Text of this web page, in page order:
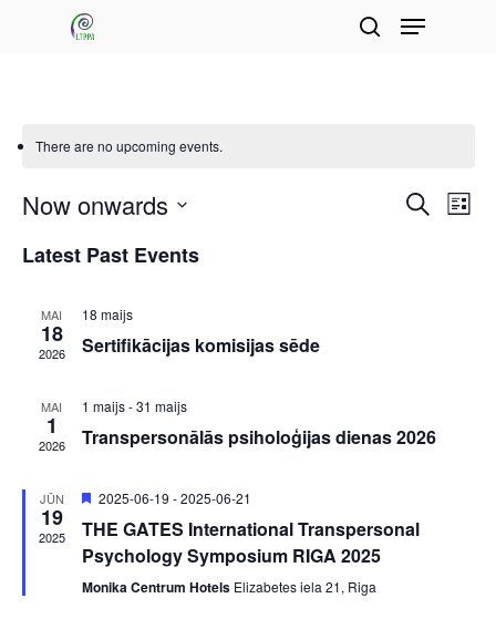
Menu
There are no upcoming events.
Events
Search
List
Now onwards
Latest Past Events
MAI
18
2026
18 maijs
Sertifikācijas komisijas sēde
MAI
1
2026
1 maijs-31 maijs
Transpersonālās psiholoģijas dienas 2026
JŪN
19
2025
Featured
2025-06-19 -2025-06-21
THE GATES International Transpersonal
Psychology Symposium RIGA 2025
Monika Centrum Hotels Elizabetes iela 21, Riga